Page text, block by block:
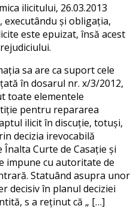
ilicitului, 26.03.2013
şi obligaţia,
este epuizat, însă acest
sa are ca suport cele
în dosarul nr. x/3/2012,
toate elementele
pentru repararea
ilicit în discuţie, totuşi,
decizia irevocabilă
Curte de Casaţie şi
impune cu autoritate de
Statuând asupra unor
decisiv în planul deciziei
s a reţinut că „ […]